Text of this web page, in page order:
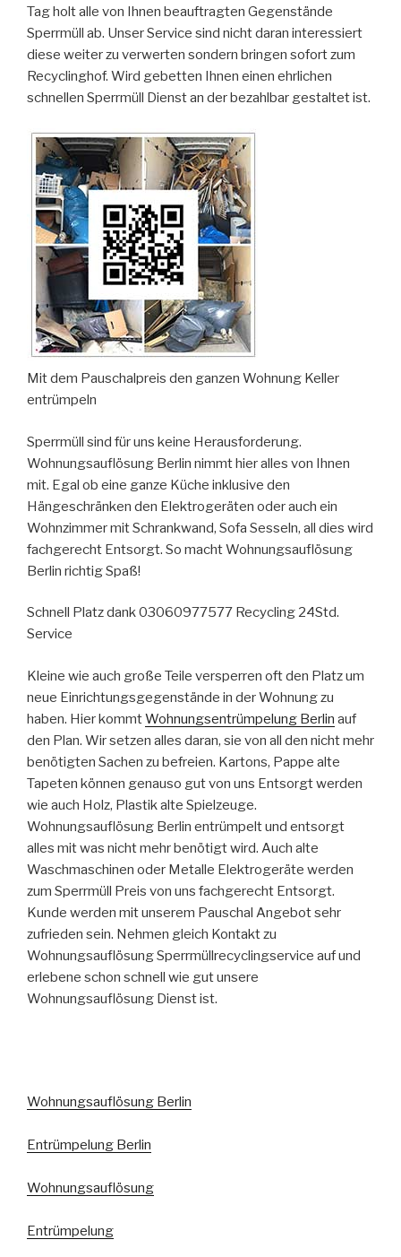
Tag holt alle von Ihnen beauftragten Gegenstände
Sperrmüll ab. Unser Service sind nicht daran interessiert
diese weiter zu verwerten sondern bringen sofort zum
Recyclinghof. Wird gebetten Ihnen einen ehrlichen
schnellen Sperrmüll Dienst an der bezahlbar gestaltet ist.
Mit dem Pauschalpreis den ganzen Wohnung Keller
entrümpeln
Sperrmüll sind für uns keine Herausforderung.
Wohnungsauflösung Berlin nimmt hier alles von Ihnen
mit. Egal ob eine ganze Küche inklusive den
Hängeschränken den Elektrogeräten oder auch ein
Wohnzimmer mit Schrankwand, Sofa Sesseln, all dies wird
fachgerecht Entsorgt. So macht Wohnungsauflösung
Berlin richtig Spaß!
Schnell Platz dank 03060977577 Recycling 24Std.
Service
Kleine wie auch große Teile versperren oft den Platz um
neue Einrichtungsgegenstände in der Wohnung zu
haben. Hier kommtWohnungsentrümpelung Berlin auf
den Plan. Wir setzen alles daran, sie von all den nicht mehr
benötigten Sachen zu befreien. Kartons, Pappe alte
Tapeten können genauso gut von uns Entsorgt werden
wie auch Holz, Plastik alte Spielzeuge.
Wohnungsauflösung Berlin entrümpelt und entsorgt
alles mit was nicht mehr benötigt wird. Auch alte
Waschmaschinen oder Metalle Elektrogeräte werden
zum Sperrmüll Preis von uns fachgerecht Entsorgt.
Kunde werden mit unserem Pauschal Angebot sehr
zufrieden sein. Nehmen gleich Kontakt zu
Wohnungsauflösung Sperrmüllrecyclingservice auf und
erlebene schon schnell wie gut unsere
Wohnungsauflösung Dienst ist.
Wohnungsauflösung Berlin
Entrümpelung Berlin
Wohnungsauflösung
Entrümpelung